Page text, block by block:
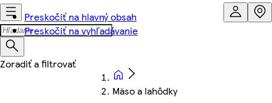
Preskočiť na hlavný obsah
Preskočiť na vyhľadávanie
Mäso a lahôdky